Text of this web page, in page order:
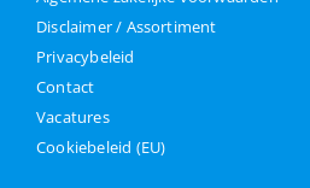
Disclaimer / Assortiment
Privacybeleid
Contact
Vacatures
Cookiebeleid (EU)